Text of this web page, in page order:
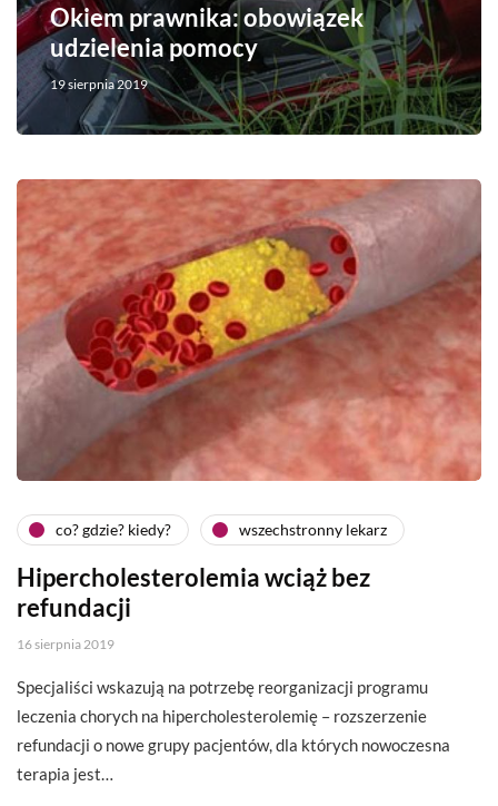
Okiem prawnika: obowiązek
udzielenia pomocy
19 sierpnia 2019
co? gdzie? kiedy? wszechstronny lekarz
Hipercholesterolemia wciąż bez
refundacji
16 sierpnia 2019
Specjaliści wskazują na potrzebę reorganizacji programu
leczenia chorych na hipercholesterolemię – rozszerzenie
refundacji o nowe grupy pacjentów, dla których nowoczesna
terapia jest…